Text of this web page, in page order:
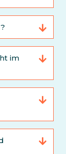
im